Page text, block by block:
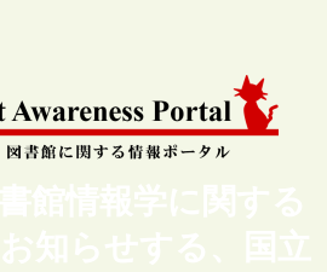
館情報学に関する
知らせする、国立